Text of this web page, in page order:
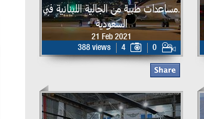
.مساعدات طبية من الجالية اللبنانية في
السعودية
21 Feb 2021
388 views
4 0